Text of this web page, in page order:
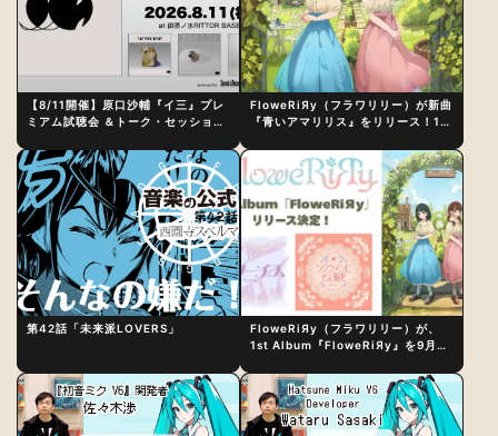
【8/11開催】原口沙輔『イ三』プレ
ミアム試聴会 ＆トーク・セッション
制作秘話
FloweRiЯy（フラワリリー）が新曲
『青いアマリリス』をリリース！1st
第42話「未来派LOVERS」
FloweRiЯy（フラワリリー）が、
1st Album『FloweRiЯy』を9月23